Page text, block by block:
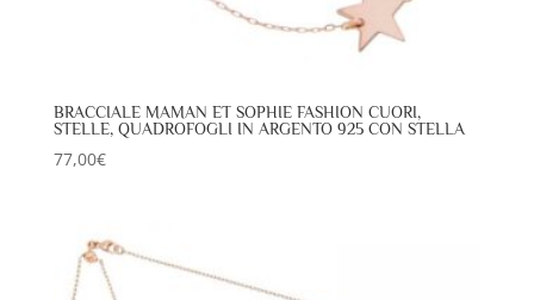
BRACCIALE MAMAN ET SOPHIE FASHION CUORI,
STELLE, QUADROFOGLI IN ARGENTO 925 CON STELLA
77,00€